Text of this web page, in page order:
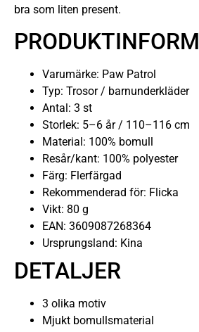
bra som liten present.
Varumärke: Paw Patrol
Typ: Trosor / barnunderkläder
Antal: 3 st
Storlek: 5–6 år / 110–116 cm
Material: 100% bomull
Resår/kant: 100% polyester
Färg: Flerfärgad
Rekommenderad för: Flicka
Vikt: 80 g
EAN: 3609087268364
Ursprungsland: Kina
DETALJER
3 olika motiv
Mjukt bomullsmaterial